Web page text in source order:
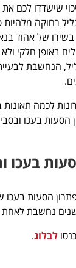
שישדדו לכם
רחוקה מלהיות
של אהוד
באופן חלקי
הנחשבת
לכמה
בעכו
בעכו
הסעות בעכו
לבלוג.